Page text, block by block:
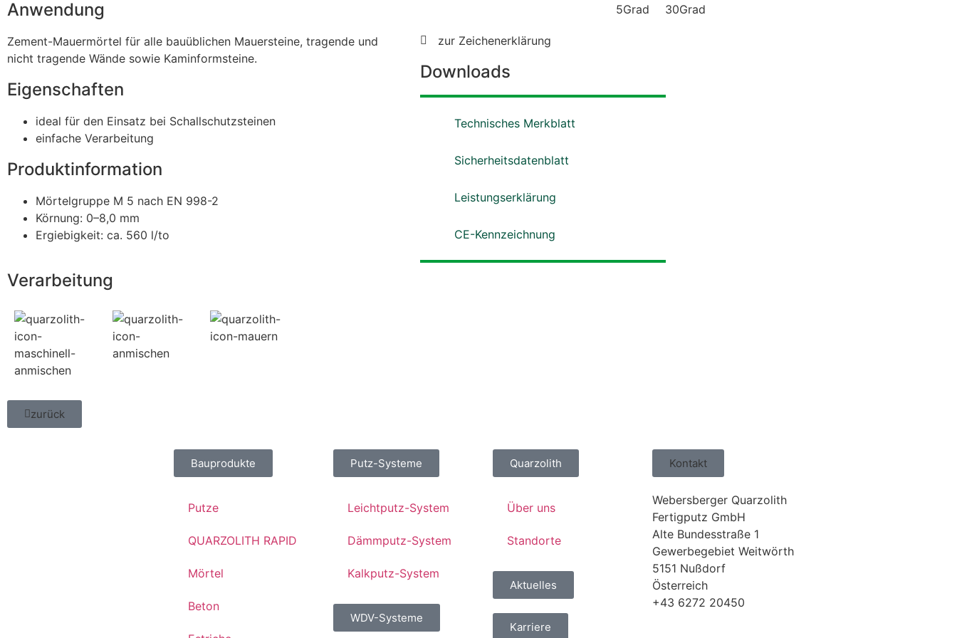
Anwendung
Zement-Mauermörtel für alle bauüblichen Mauersteine, tragende und
nicht tragende Wände sowie Kaminformsteine.
Eigenschaften
ideal für den Einsatz bei Schallschutzsteinen
einfache Verarbeitung
Produktinformation
Mörtelgruppe M 5 nach EN 998-2
Körnung: 0–8,0 mm
Ergiebigkeit: ca. 560 l/to
Verarbeitung
zur Zeichenerklärung
Downloads
Technisches Merkblatt
Sicherheitsdatenblatt
Leistungserklärung
CE-Kennzeichnung
zurück
Bauprodukte
Putze
QUARZOLITH RAPID
Mörtel
Beton
Putz-Systeme
Leichtputz-System
Dämmputz-System
Kalkputz-System
WDV-Systeme
Quarzolith
Über uns
Standorte
Aktuelles
Karriere
Kontakt
Webersberger Quarzolith
Fertigputz GmbH
Alte Bundesstraße 1
Gewerbegebiet Weitwörth
5151 Nußdorf
Österreich
+43 6272 20450